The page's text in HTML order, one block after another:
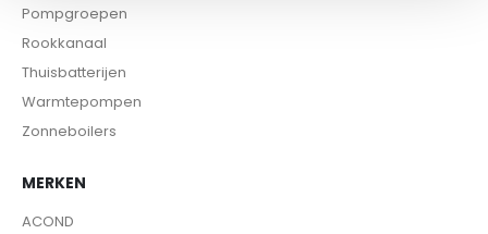
Pompgroepen
Rookkanaal
Thuisbatterijen
Warmtepompen
Zonneboilers
MERKEN
ACOND